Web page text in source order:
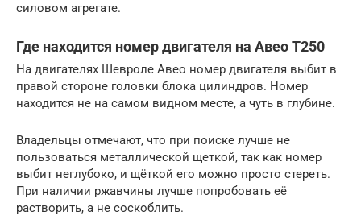
силовом агрегате.
Где находится номер двигателя на Авео Т250
На двигателях Шевроле Авео номер двигателя выбит в
правой стороне головки блока цилиндров. Номер
находится не на самом видном месте, а чуть в глубине.
Владельцы отмечают, что при поиске лучше не
пользоваться металлической щеткой, так как номер
выбит неглубоко, и щёткой его можно просто стереть.
При наличии ржавчины лучше попробовать её
растворить, а не соскоблить.